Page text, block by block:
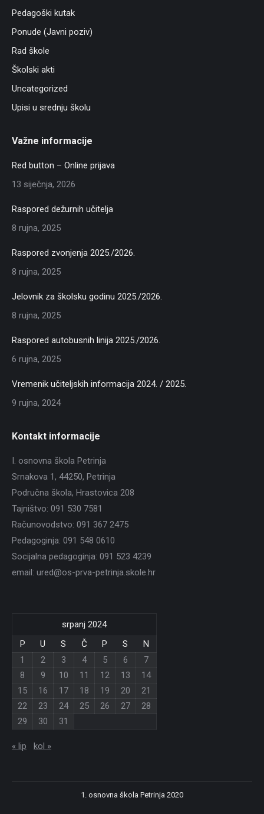
Pedagoški kutak
Ponude (Javni poziv)
Rad škole
Školski akti
Uncategorized
Upisi u srednju školu
Važne informacije
Red button – Online prijava
13 siječnja, 2026
Raspored dežurnih učitelja
8 rujna, 2025
Raspored zvonjenja 2025./2026.
8 rujna, 2025
Jelovnik za školsku godinu 2025./2026.
8 rujna, 2025
Raspored autobusnih linija 2025./2026.
6 rujna, 2025
Vremenik učiteljskih informacija 2024. / 2025.
9 rujna, 2024
Kontakt informacije
I. osnovna škola Petrinja
Srnakova 1, 44250, Petrinja
Područna škola, Hrastovica 208
Tajništvo: 091 530 7581
Računovodstvo: 091 367 2475
Pedagoginja: 091 548 0610
Socijalna pedagoginja: 091 523 4239
email: ured@os-prva-petrinja.skole.hr
srpanj 2024
P
U S Č P S
N
1
2 3 4 5 6
7
8
9 10 11 12 13
14
15
16 17 18 19 20
21
22
23 24 25 26 27
28
29
30 31
« lip kol »
1. osnovna škola Petrinja 2020